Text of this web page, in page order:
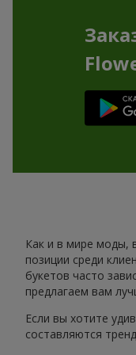
Как и в мире моды,
позиции среди
букетов часто
предлагаем вам
Если вы хотите
составляются